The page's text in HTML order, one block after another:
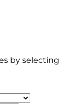
by selecting